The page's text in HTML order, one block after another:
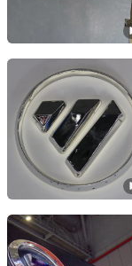
Shanghai
Shanghai,
Shanghai